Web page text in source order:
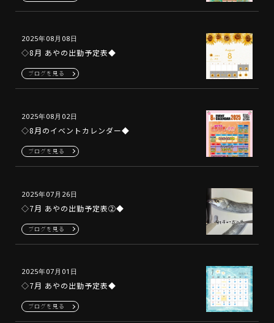
2025年08月08日
◇8月 あやの出勤予定表◆
ブログを見る
2025年08月02日
◇8月のイベントカレンダー◆
ブログを見る
2025年07月26日
◇7月 あやの出勤予定表②◆
ブログを見る
2025年07月01日
◇7月 あやの出勤予定表◆
ブログを見る